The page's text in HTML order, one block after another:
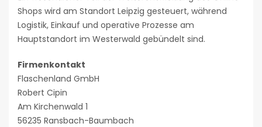
Shops wird am Standort Leipzig gesteuert, während
Logistik, Einkauf und operative Prozesse am
Hauptstandort im Westerwald gebündelt sind.
Firmenkontakt
Flaschenland GmbH
Robert Cipin
Am Kirchenwald 1
56235 Ransbach-Baumbach